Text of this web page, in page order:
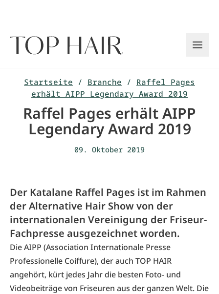
Startseite / Branche / Raffel Pages
erhält AIPP Legendary Award 2019
Raffel Pages erhält AIPP
Legendary Award 2019
09. Oktober 2019
Der Katalane Raffel Pages ist im Rahmen
der Alternative Hair Show von der
internationalen Vereinigung der Friseur-
Fachpresse ausgezeichnet worden.
Die AIPP (Association Internationale Presse
Professionelle Coiffure), der auch TOP HAIR
angehört, kürt jedes Jahr die besten Foto- und
Videobeiträge von Friseuren aus der ganzen Welt. Die